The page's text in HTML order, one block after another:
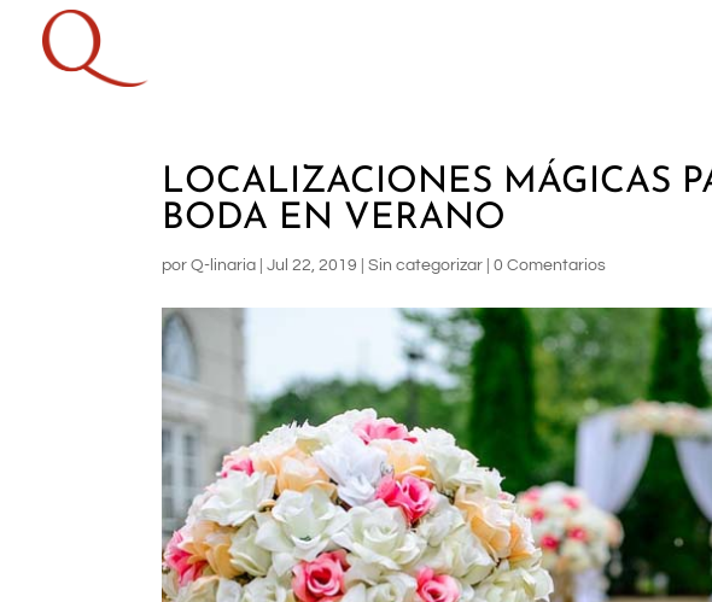
LOCALIZACIONES MÁGICAS
BODA EN VERANO
porQ-linaria |Jul 22, 2019 |Sin categorizar |0 Comentarios